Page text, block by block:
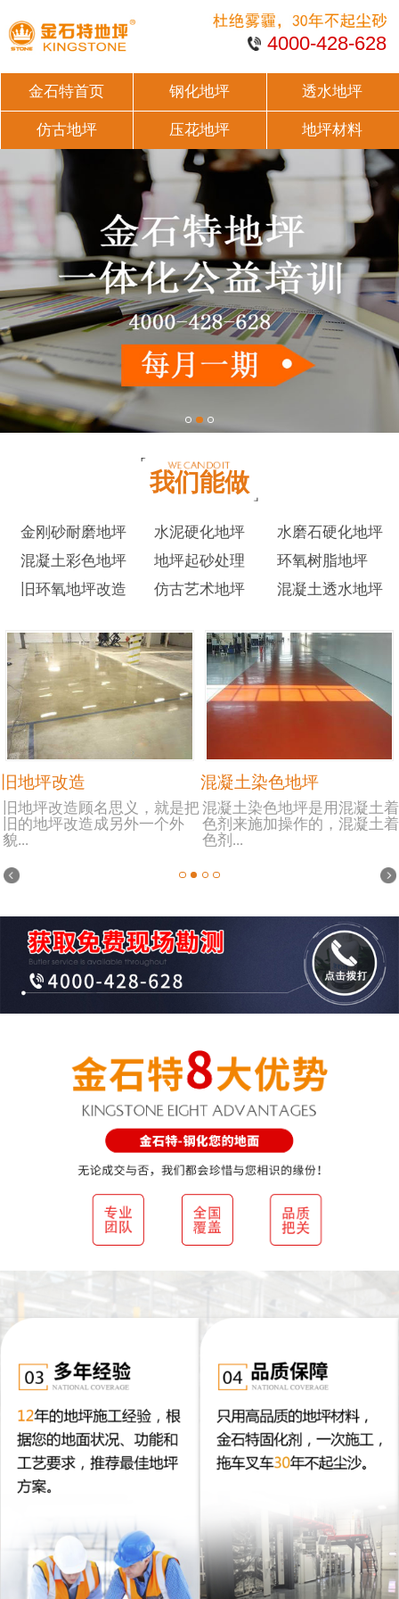
4000-428-628
金石特首页 钢化地坪 透水地坪
仿古地坪 压花地坪 地坪材料
我们能做
金刚砂耐磨地坪 水泥硬化地坪
水磨石硬化地坪
混凝土彩色地坪
地坪起砂处理
环氧树脂地坪
旧环氧地坪改造
仿古艺术地坪 混凝土透水地坪
旧地坪改造
旧地坪改造顾名思义，就是把
旧的地坪改造成另外一个外
貌...
混凝土染色地坪
混凝土染色地坪是用混凝土着
色剂来施加操作的，混凝土着
色剂...